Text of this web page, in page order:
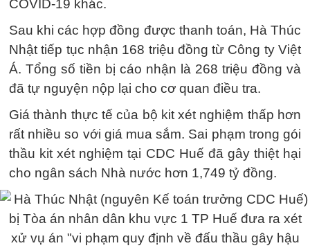
COVID-19 khác.
Sau khi các hợp đồng được thanh toán, Hà Thúc
Nhật tiếp tục nhận 168 triệu đồng từ Công ty Việt
Á. Tổng số tiền bị cáo nhận là 268 triệu đồng và
đã tự nguyện nộp lại cho cơ quan điều tra.
Giá thành thực tế của bộ kit xét nghiệm thấp hơn
rất nhiều so với giá mua sắm. Sai phạm trong gói
thầu kit xét nghiệm tại CDC Huế đã gây thiệt hại
cho ngân sách Nhà nước hơn 1,749 tỷ đồng.